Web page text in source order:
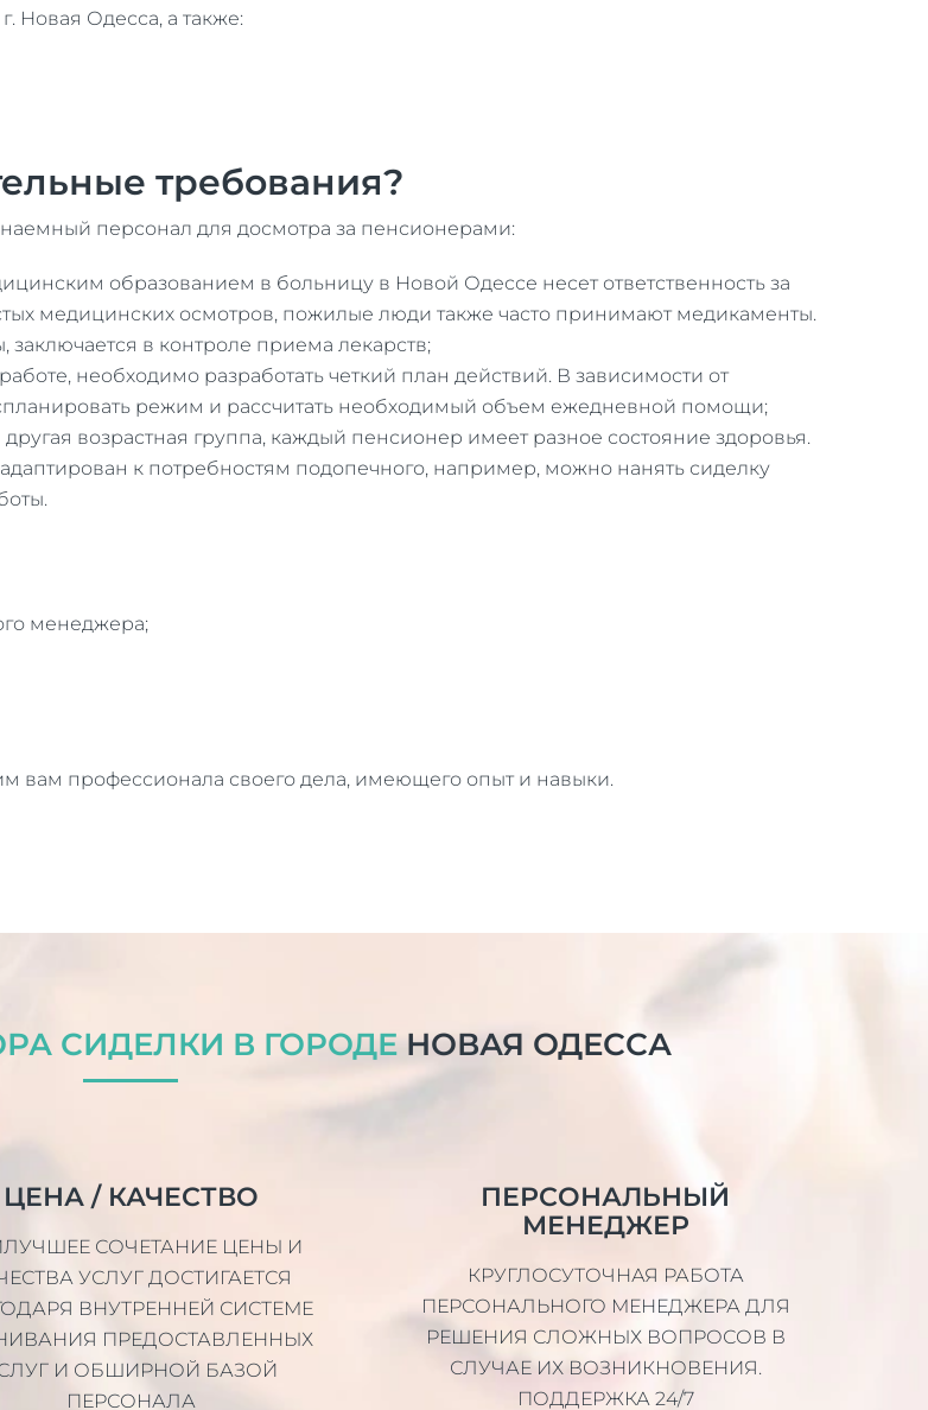
Новая Одесса, а также:
требования?
персонал для досмотра за пенсионерами:
образованием в больницу в Новой Одессе несет ответственность за
медицинских осмотров, пожилые люди также часто принимают медикаменты.
в контроле приема лекарств;
необходимо разработать четкий план действий. В зависимости от
режим и рассчитать необходимый объем ежедневной помощи;
возрастная группа, каждый пенсионер имеет разное состояние здоровья.
к потребностям подопечного, например, можно нанять сиделку
менеджера;
вам профессионала своего дела, имеющего опыт и навыки.
СИДЕЛКИ В ГОРОДЕ НОВАЯ ОДЕССА
ЦЕНА / КАЧЕСТВО
СОЧЕТАНИЕ ЦЕНЫ И
УСЛУГ ДОСТИГАЕТСЯ
ВНУТРЕННЕЙ СИСТЕМЕ
ПРЕДОСТАВЛЕННЫХ
И ОБШИРНОЙ БАЗОЙ
ПЕРСОНАЛА
ПЕРСОНАЛЬНЫЙ
МЕНЕДЖЕР
КРУГЛОСУТОЧНАЯ РАБОТА
ПЕРСОНАЛЬНОГО МЕНЕДЖЕРА ДЛЯ
РЕШЕНИЯ СЛОЖНЫХ ВОПРОСОВ В
СЛУЧАЕ ИХ ВОЗНИКНОВЕНИЯ.
ПОДДЕРЖКА 24/7